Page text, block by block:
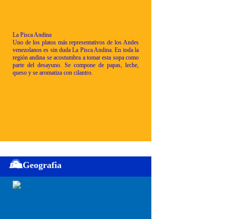
La Pisca Andina
Uno de los platos más representativos de los Andes
venezolanos es sin duda La Pisca Andina. En toda la
región andina se acostumbra a tomar esta sopa como
parte del desayuno. Se compone de papas, leche,
queso y se aromatiza con cilantro.
Geografia